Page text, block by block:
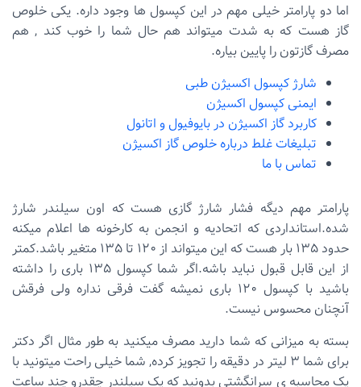
اما دو پارامتر خیلی مهم در این کپسول ها وجود داره. یکی خلوص
گاز هست که به شدت میتواند هم حال شما را خوب کند , هم
مصرف گازتون را پایین بیاره.
شارژ کپسول اکسیژن طبی
ایمنی کپسول اکسیژن
کاربرد گاز اکسیژن در بایوفیول و اتانول
تبلیغات غلط درباره خلوص گاز اکسیژن
تماس با ما
پارامتر مهم دیگه فشار شارژ گازی هست که اون سیلندر شارژ
شده.استانداردی که اتحادیه و انجمن به کارخونه ها اعلام میکنه
حدود ۱۳۵ بار هست که این میتواند از ۱۲۰ تا ۱۳۵ متغیر باشد.کمتر
از این قابل قبول نباید باشه.اگر شما کپسول ۱۳۵ باری را داشته
باشید با کپسول ۱۲۰ باری نمیشه گفت فرقی نداره ولی فرقش
آنچنان محسوس نیست.
بسته به میزانی که شما دارید مصرف میکنید به طور مثال اگر دکتر
برای شما ۳ لیتر در دقیقه را تجویز کرده, شما خیلی راحت میتونید با
یک محاسبه ی سرانگشتی بدونید که یک سیلندر چقدرو چند ساعت